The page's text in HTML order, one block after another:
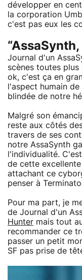
développer en
la corporation
c'est pas eux les
Journal d'un
scènes toutes plus
ok, c'est ça en
l'aspect humain
blindée de notre
Malgré son
reste aux côtés
travers de ses
notre AssaSynth
l'individualité.
de cette
attachant ce
penser à
Pour ma part, je
de Journal d'un
Hunter mais tout
recommander ce
passer un petit
SF pas prise de